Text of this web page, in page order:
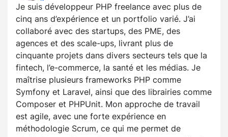
Je suis développeur PHP freelance avec plus de
cinq ans d’expérience et un portfolio varié. J’ai
collaboré avec des startups, des PME, des
agences et des scale-ups, livrant plus de
cinquante projets dans divers secteurs tels que la
fintech, l’e-commerce, la santé et les médias. Je
maîtrise plusieurs frameworks PHP comme
Symfony et Laravel, ainsi que des librairies comme
Composer et PHPUnit. Mon approche de travail
est agile, avec une forte expérience en
méthodologie Scrum, ce qui me permet de